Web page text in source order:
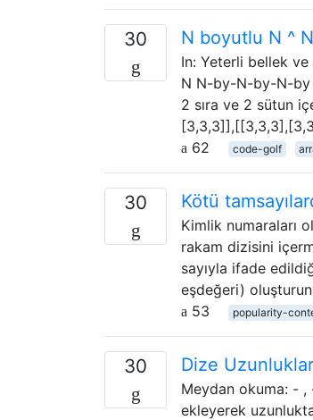
30 N boyutlu N ^
In: Yeterli bellek
N N-by-N-by-N-by
2 sıra ve 2 sütun
62
code-golf
30 Kötü
Kimlik numaraları
rakam dizisini
sayıyla ifade
eşdeğeri)
53
popularity-
30 Dize
Meydan okuma: -
ekleyerek